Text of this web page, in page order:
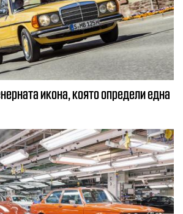
икона, която определи една